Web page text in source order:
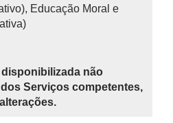
Educação Moral e
disponibilizada não
Serviços competentes,